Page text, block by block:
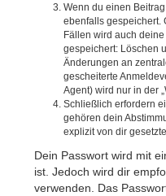
Wenn du einen
ebenfalls gespeichert.
Fällen wird auch
gespeichert: Löschen
Änderungen an
gescheiterte
Agent) wird nur in der
Schließlich erfordern
gehören dein
explizit von dir
Dein Passwort wird mit
ist. Jedoch wird dir
verwenden. Das